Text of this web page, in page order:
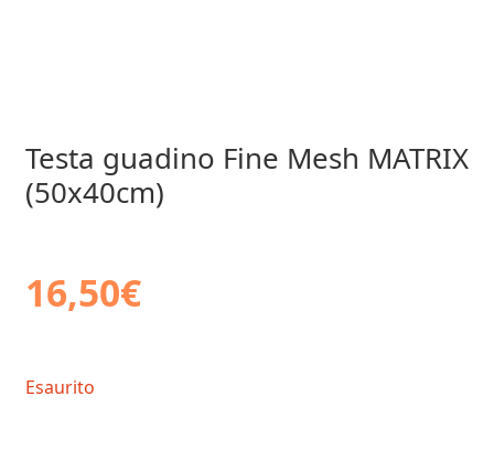
Testa guadino Fine Mesh MATRIX
(50x40cm)
16,50€
Esaurito